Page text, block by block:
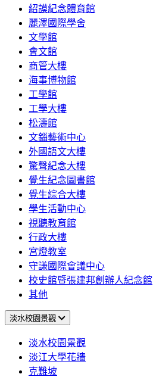
紹謨紀念體育館
麗澤國際學舍
文學館
會文館
商管大樓
海事博物館
工學館
工學大樓
松濤館
文錙藝術中心
外國語文大樓
驚聲紀念大樓
覺生紀念圖書館
覺生綜合大樓
學生活動中心
視聽教育館
行政大樓
宮燈教室
守謙國際會議中心
校史館暨張建邦創辦人紀念館
其他
淡水校園景觀
淡水校園景觀
淡江大學花牆
克難坡